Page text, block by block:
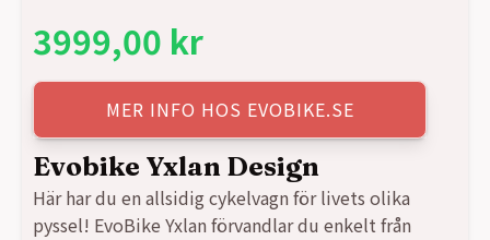
3999,00 kr
MER INFO HOS EVOBIKE.SE
Evobike Yxlan Design
Här har du en allsidig cykelvagn för livets olika
pyssel! EvoBike Yxlan förvandlar du enkelt från